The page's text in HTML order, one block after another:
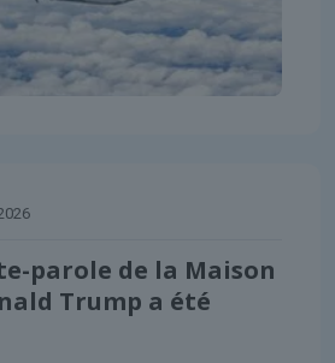
parole de la Maison
Trump a été